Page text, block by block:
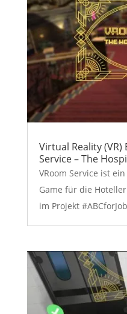
Virtual Reality (VR)
Service – The
VRoom Service ist
Game für die
im Projekt